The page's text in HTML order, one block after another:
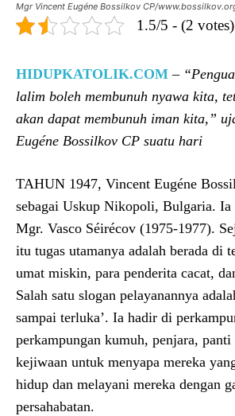
Mgr Vincent Eugéne Bossilkov CP/
1.5/5 - (2 votes)
HIDUPKATOLIK.COM – “P
lalim boleh membunuh nyawa kita,
akan dapat membunuh iman kita,”
Eugéne Bossilkov CP suatu hari
TAHUN 1947, Vincent Eugéne
sebagai Uskup Nikopoli, Bulgaria. Ia
Mgr. Vasco Séirécov (1975-1977).
itu tugas utamanya adalah berada di
umat miskin, para penderita cacat,
Salah satu slogan pelayanannya
sampai terluka’. Ia hadir di
perkampungan kumuh, penjara,
kejiwaan untuk menyapa mereka
hidup dan melayani mereka dengan
persahabatan.